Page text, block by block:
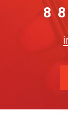
8